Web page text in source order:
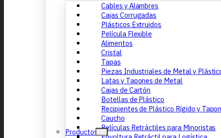
Cables y Alambres
Cajas Corrugadas
Plásticos Extruidos
Película Flexible
Alimentos
Cristal
Tapas
Piezas Industriales de Metal y
Latas y Tapones de Metal
Cajas de Cartón
Botellas de Plástico
Recipientes de Plástico Rígido y
Caucho
Películas Retráctiles para Minoristas
Productos